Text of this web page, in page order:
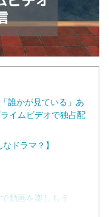
誰かが見ている」あ
イムビデオで独占配
ドラマ？】
動画を楽しもう